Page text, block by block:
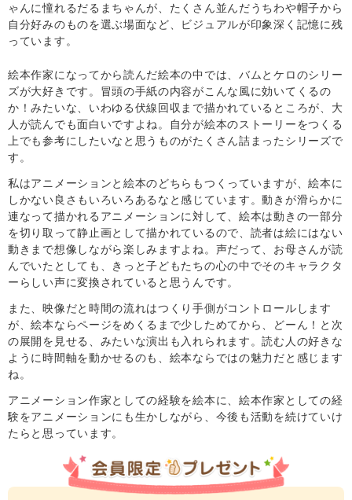
ゃんに憧れるだるまちゃんが、たくさん並んだうちわや帽子から
自分好みのものを選ぶ場面など、ビジュアルが印象深く記憶に残
っています。
絵本作家になってから読んだ絵本の中では、バムとケロのシリー
ズが大好きです。冒頭の手紙の内容がこんな風に効いてくるの
か！みたいな、いわゆる伏線回収まで描かれているところが、大
人が読んでも面白いですよね。自分が絵本のストーリーをつくる
上でも参考にしたいなと思うものがたくさん詰まったシリーズで
す。
私はアニメーションと絵本のどちらもつくっていますが、絵本に
しかない良さもいろいろあるなと感じています。動きが滑らかに
連なって描かれるアニメーションに対して、絵本は動きの一部分
を切り取って静止画として描かれているので、読者は絵にはない
動きまで想像しながら楽しみますよね。声だって、お母さんが読
んでいたとしても、きっと子どもたちの心の中でそのキャラクタ
ーらしい声に変換されていると思うんです。
また、映像だと時間の流れはつくり手側がコントロールします
が、絵本ならページをめくるまで少しためてから、どーん！と次
の展開を見せる、みたいな演出も入れられます。読む人の好きな
ように時間軸を動かせるのも、絵本ならではの魅力だと感じます
ね。
アニメーション作家としての経験を絵本に、絵本作家としての経
験をアニメーションにも生かしながら、今後も活動を続けていけ
たらと思っています。